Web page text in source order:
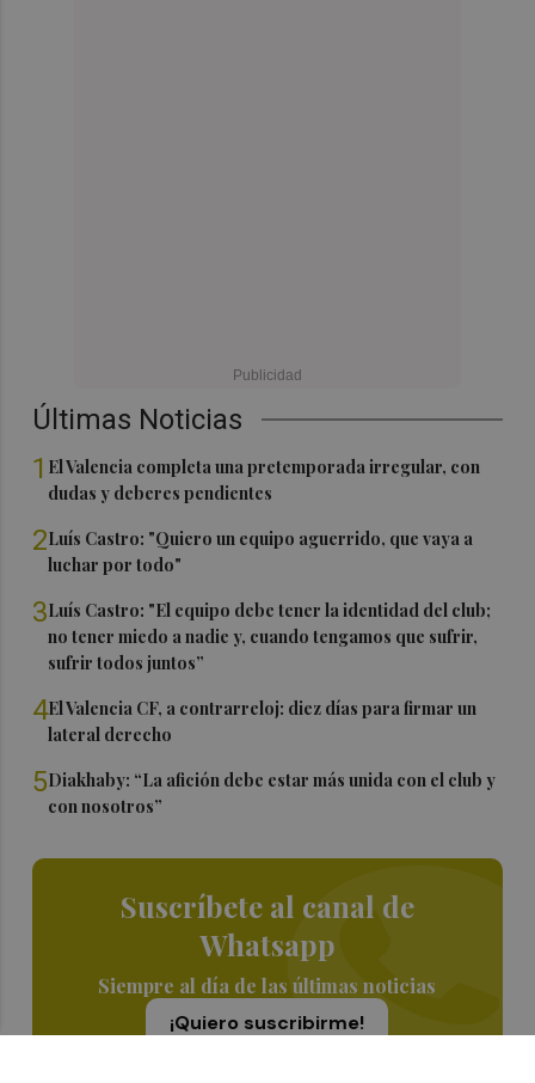
Últimas Noticias
1 El Valencia completa una pretemporada irregular, con
dudas y deberes pendientes
2Luís Castro: "Quiero un equipo aguerrido, que vaya a
luchar por todo"
3Luís Castro: "El equipo debe tener la identidad del club;
no tener miedo a nadie y, cuando tengamos que sufrir,
sufrir todos juntos”
4El Valencia CF, a contrarreloj: diez días para firmar un
lateral derecho
5Diakhaby: “La afición debe estar más unida con el club y
con nosotros”
Suscríbete al canal de
Whatsapp
Siempre al día de las últimas noticias
¡Quiero suscribirme!